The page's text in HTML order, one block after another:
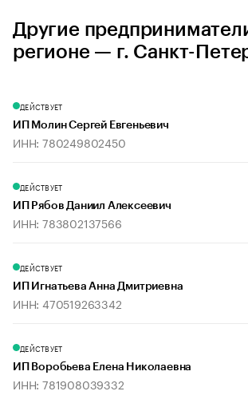
Другие
регионе — г. Санкт-
ДЕЙСТВУЕТ
ИП Молин Сергей Евгеньевич
ИНН: 780249802450
ДЕЙСТВУЕТ
ИП Рябов Даниил Алексеевич
ИНН: 783802137566
ДЕЙСТВУЕТ
ИП Игнатьева Анна Дмитриевна
ИНН: 470519263342
ДЕЙСТВУЕТ
ИП Воробьева Елена Николаевна
ИНН: 781908039332